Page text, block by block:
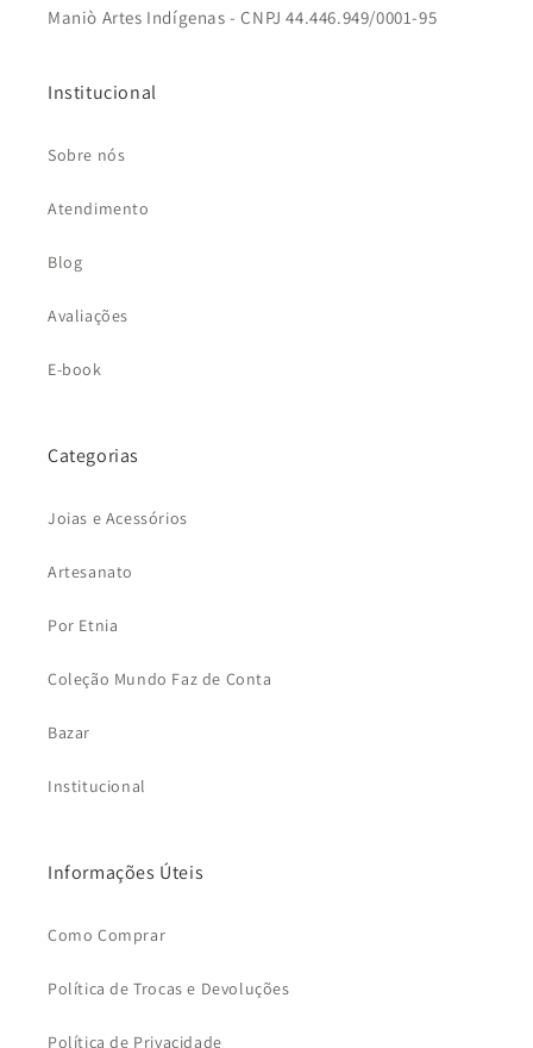
Maniò Artes Indígenas - CNPJ 44.446.949/0001-95
Institucional
Sobre nós
Atendimento
Blog
Avaliações
E-book
Categorias
Joias e Acessórios
Artesanato
Por Etnia
Coleção Mundo Faz de Conta
Bazar
Institucional
Informações Úteis
Como Comprar
Política de Trocas e Devoluções
Política de Privacidade